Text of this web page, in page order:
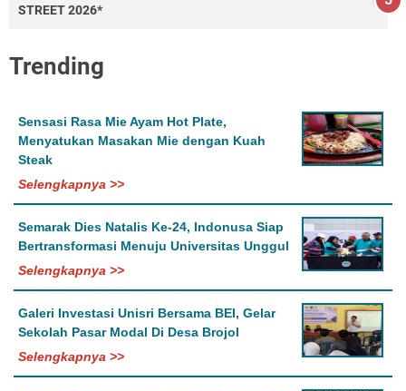
STREET 2026*
Trending
Sensasi Rasa Mie Ayam Hot Plate,
Menyatukan Masakan Mie dengan Kuah
Steak
Selengkapnya >>
Semarak Dies Natalis Ke-24, Indonusa Siap
Bertransformasi Menuju Universitas Unggul
Selengkapnya >>
Galeri Investasi Unisri Bersama BEI, Gelar
Sekolah Pasar Modal Di Desa Brojol
Selengkapnya >>